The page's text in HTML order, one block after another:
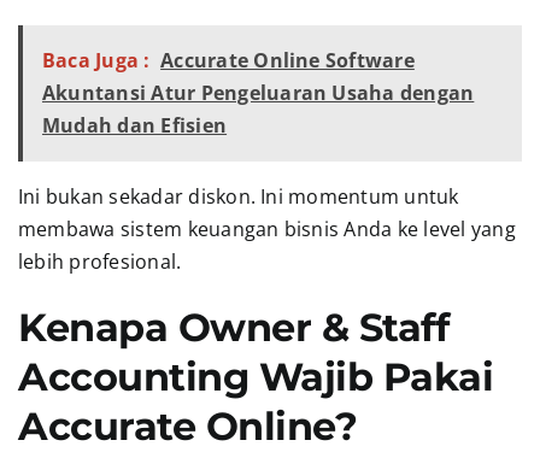
Baca Juga : Accurate Online Software
Akuntansi Atur Pengeluaran Usaha dengan
Mudah dan Efisien
Ini bukan sekadar diskon. Ini momentum untuk
membawa sistem keuangan bisnis Anda ke level yang
lebih profesional.
Kenapa Owner & Staff
Accounting Wajib Pakai
Accurate Online?